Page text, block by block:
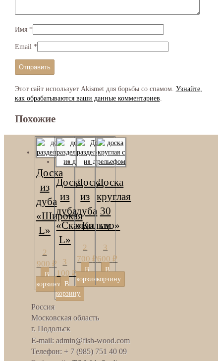
Имя *
Email *
Этот сайт использует Akismet для борьбы со спамом. Узнайте,
как обрабатываются ваши данные комментариев.
Похожие
Доска
из
дуба
«Широкая
L»
2
900 ₽
В
корзину
Доска
из
дуба
«Сканди
L»
3
100₽
В
корзину
Доска
из
дуба
«Кольцо»
2
700₽
В
корзину
Доска
круглая
30
см
3
600₽
В
корзину
Россия
Московская область
г. Подольск
E-mail: admin@fish-wood.com
Телефон: + 7 (985) 751 40 09